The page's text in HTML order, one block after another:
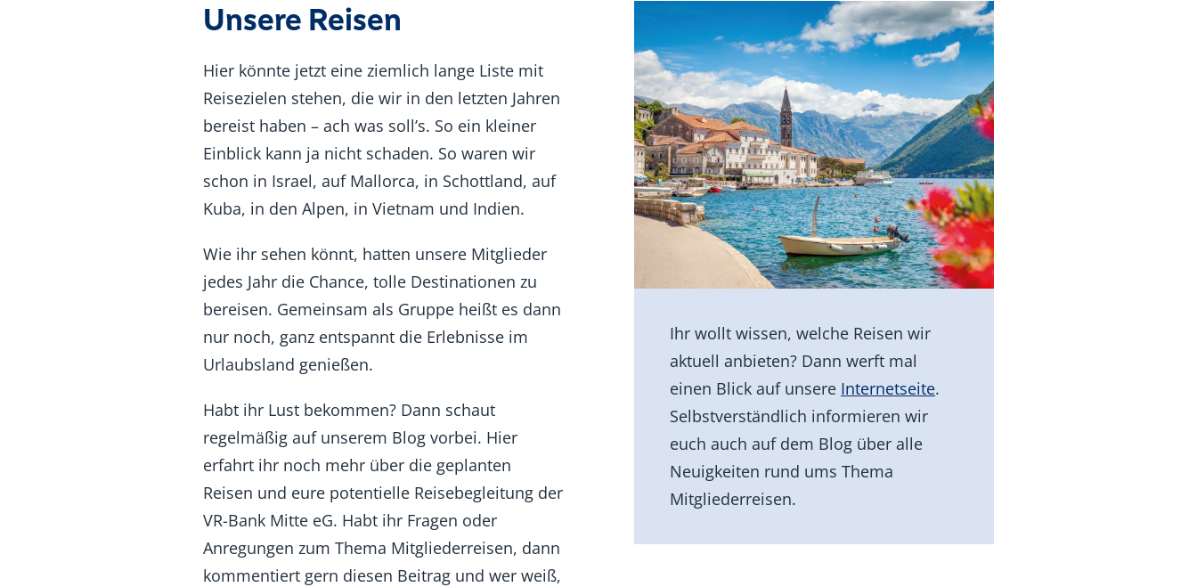
Unsere Reisen
Hier könnte jetzt eine ziemlich lange Liste mit
Reisezielen stehen, die wir in den letzten Jahren
bereist haben – ach was soll’s. So ein kleiner
Einblick kann ja nicht schaden. So waren wir
schon in Israel, auf Mallorca, in Schottland, auf
Kuba, in den Alpen, in Vietnam und Indien.
Wie ihr sehen könnt, hatten unsere Mitglieder
jedes Jahr die Chance, tolle Destinationen zu
bereisen. Gemeinsam als Gruppe heißt es dann
nur noch, ganz entspannt die Erlebnisse im
Urlaubsland genießen.
Habt ihr Lust bekommen? Dann schaut
regelmäßig auf unserem Blog vorbei. Hier
erfahrt ihr noch mehr über die geplanten
Reisen und eure potentielle Reisebegleitung der
VR-Bank Mitte eG. Habt ihr Fragen oder
Anregungen zum Thema Mitgliederreisen, dann
kommentiert gern diesen Beitrag und wer weiß,
Ihr wollt wissen, welche Reisen wir
aktuell anbieten? Dann werft mal
einen Blick auf unsere Internetseite.
Selbstverständlich informieren wir
euch auch auf dem Blog über alle
Neuigkeiten rund ums Thema
Mitgliederreisen.